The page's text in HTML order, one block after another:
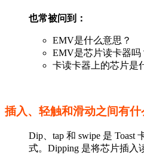
也常被问到：
EMV是什么意思？
EMV是芯片读卡器吗
卡读卡器上的芯片是
插入、轻触和滑动之间有什
Dip、tap 和 swipe 是 Toast
式。Dipping 是将芯片插入